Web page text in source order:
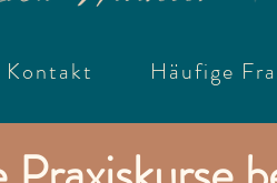
Kontakt Häufige